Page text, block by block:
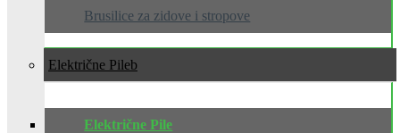
Brusilice za zidove i stropove
Električne Pile
Električne Pile